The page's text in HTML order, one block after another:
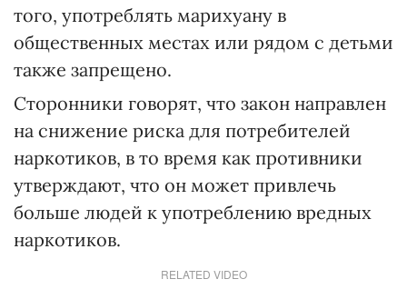
того, употреблять марихуану в
общественных местах или рядом с детьми
также запрещено.
Сторонники говорят, что закон направлен
на снижение риска для потребителей
наркотиков, в то время как противники
утверждают, что он может привлечь
больше людей к употреблению вредных
наркотиков.
RELATED VIDEO